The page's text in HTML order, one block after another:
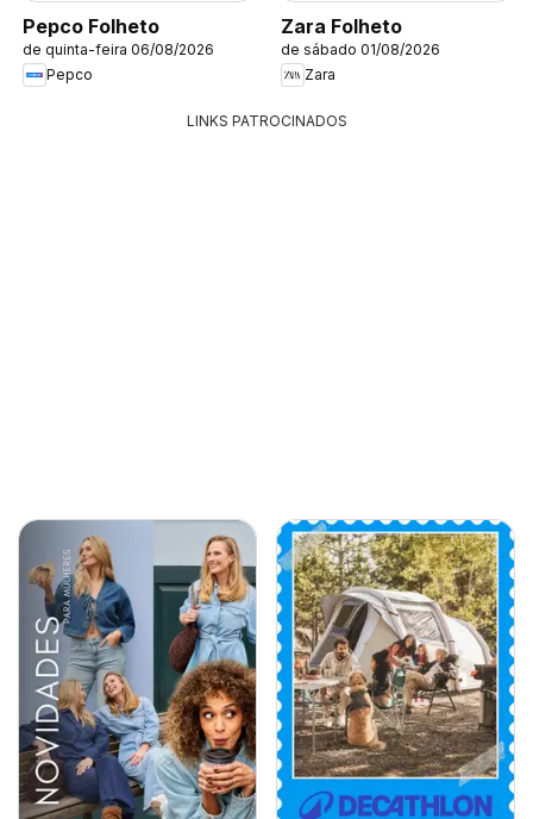
Pepco Folheto
de quinta-feira 06/08/2026
Pepco
Zara Folheto
de sábado 01/08/2026
Zara
LINKS PATROCINADOS